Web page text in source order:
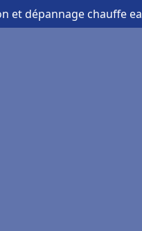
et dépannage chauffe